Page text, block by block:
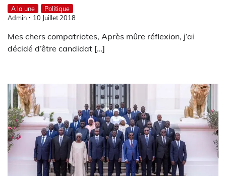
A la une
Politique
Admin
10 Juillet 2018
Mes chers compatriotes, Après mûre réflexion, j’ai
décidé d’être candidat […]